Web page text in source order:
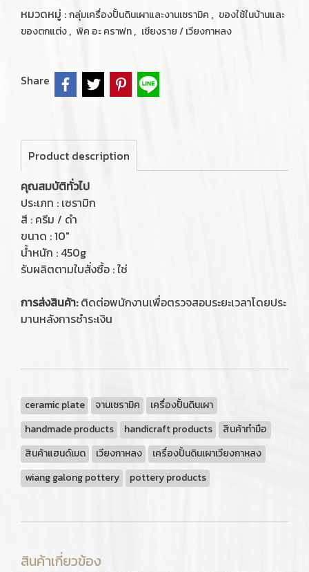
หมวดหมู่ :กลุ่มเครื่องปั้นดินเผาและงานเซรามิค , ของใช้ในบ้านและ
ของตกแต่ง, พิค อะ คราฟท, เชียงราย / เวียงกาหลง
Share
Product description
คุณสมบัติทั่วไป
ประเภท : เซรามิก
สี : ครีม / ดำ
ขนาด : 10"
น้ำหนัก : 450g
รับผลิตตามใบสั่งซื้อ : ใช่
การส่งสินค้า:ติดต่อพนักงานเพื่อตรวจสอบระยะเวลาโดยประ
มานหลังการชำระเงิน
ceramic plate จานเซรามิค
เครื่องปั้นดินเผา
handmade products
handicraft products
สินค้าทำมือ
สินค้าแฮนด์เมด
เวียงกาหลง
เครื่องปั้นดินเผาเวียงกาหลง
wiang galong pottery
pottery products
สินค้าเกี่ยวข้อง